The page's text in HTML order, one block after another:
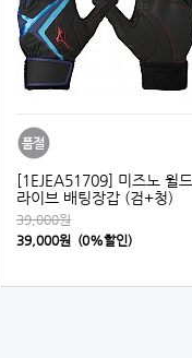
[1EJEA51709] 미즈노 윌드
라이브 배팅장갑 (검+청)
39,000원
39,000원 (0%할인)